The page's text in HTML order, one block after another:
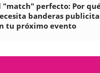
"match" perfecto: Por
banderas
tu próximo evento